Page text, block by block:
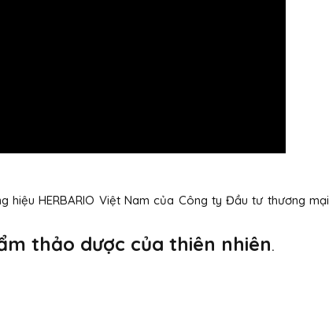
hiệu HERBARIO Việt Nam của Công ty Đầu tư thương mại
thảo dược của thiên nhiên.